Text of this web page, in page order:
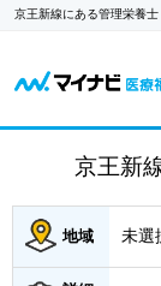
京王新線にある管理栄養士
京王新
地域 未選